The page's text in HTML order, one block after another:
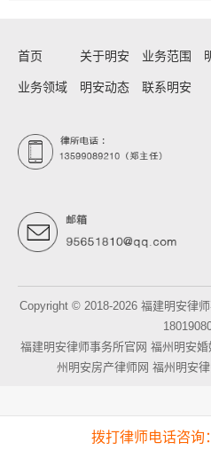
首页 关于明安 业务范围
业务领域 明安动态 联系明安
Copyright © 2018-2026 福建明安律
福建明安律师事务所官网 福州明安婚
州明安房产律师网 福州明安
拨打律师电话咨询